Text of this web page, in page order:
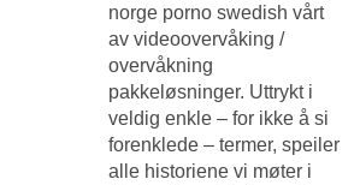
norge porno swedish vårt
av videoovervåking /
overvåkning
pakkeløsninger. Uttrykt i
veldig enkle – for ikke å si
forenklede – termer, speiler
alle historiene vi møter i